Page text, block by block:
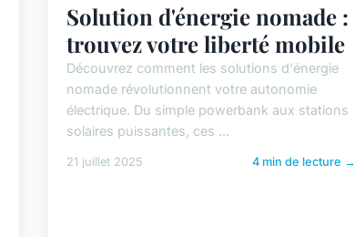
Solution d'énergie nomade :
trouvez votre liberté mobile
Découvrez comment les solutions d'énergie
nomade révolutionnent votre autonomie
électrique. Du simple powerbank aux stations
solaires puissantes, ces ...
21 juillet 2025 4 min de lecture →